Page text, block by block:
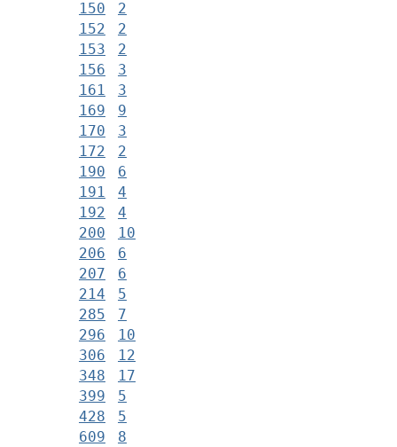
150
2
152
2
153
2
156
3
161
3
169
9
170
3
172
2
190
6
191
4
192
4
200
10
206
6
207
6
214
5
285
7
296
10
306
12
348
17
399
5
428
5
609
8